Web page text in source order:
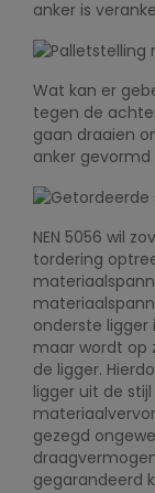
anker is
Wat kan er
tegen de
gaan draaien
anker
NEN 5056 wil
tordering
onderste ligger
maar wordt op
de ligger.
ligger uit de
gezegd
gegarandeerd